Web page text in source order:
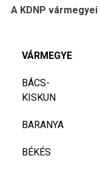
A KDNP
VÁRMEGYE
BÁCS-
KISKUN
BARANYA
BÉKÉS